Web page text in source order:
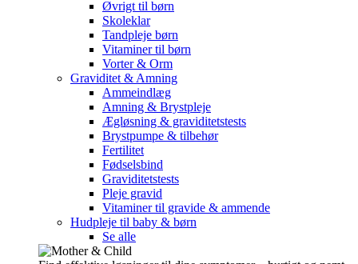
Øvrigt til børn
Skoleklar
Tandpleje børn
Vitaminer til børn
Vorter & Orm
Graviditet & Amning
Ammeindlæg
Amning & Brystpleje
Ægløsning & graviditetstests
Brystpumpe & tilbehør
Fertilitet
Fødselsbind
Graviditetstests
Pleje gravid
Vitaminer til gravide & ammende
Hudpleje til baby & børn
Se alle